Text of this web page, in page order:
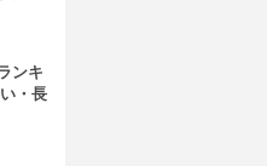
ンキ
・長